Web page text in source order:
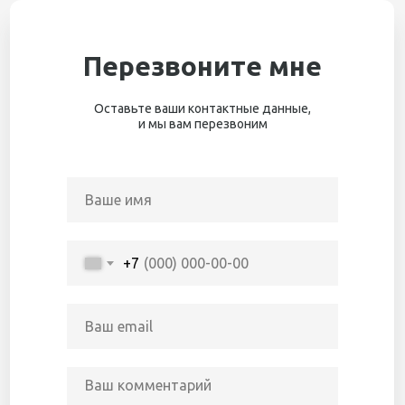
Перезвоните мне
Оставьте ваши контактные данные,
и мы вам перезвоним
+7